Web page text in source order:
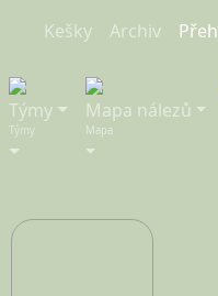
Kešky Archiv Přeh
Týmy
Týmy
Mapa nálezů
Mapa